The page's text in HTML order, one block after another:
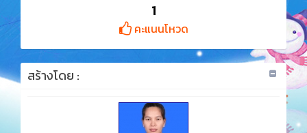
1
คะแนนโหวด
สร้างโดย :